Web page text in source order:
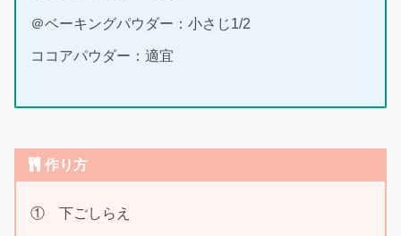
＠ベーキングパウダー：小さじ1/2
ココアパウダー：適宜
作り方
① 下ごしらえ